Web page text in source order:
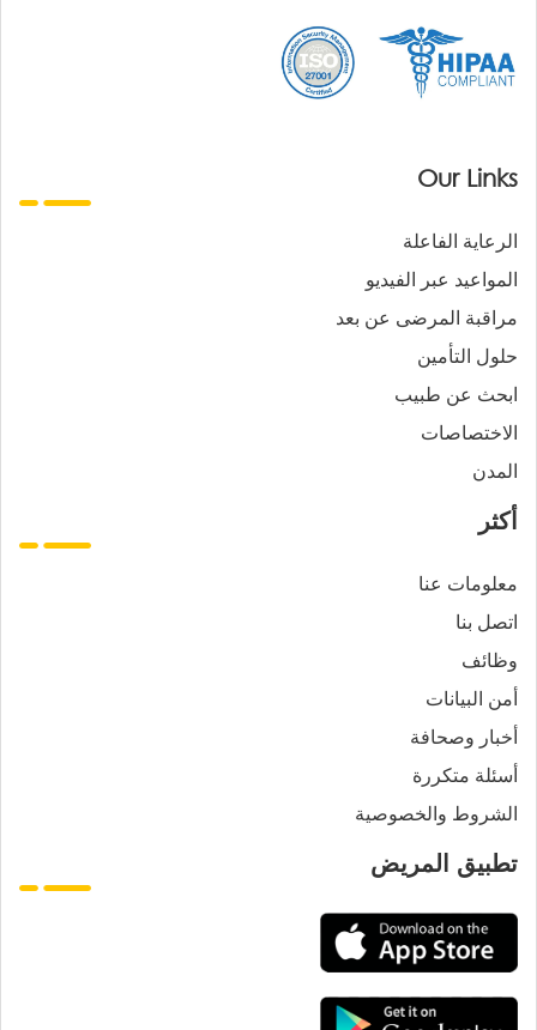
Our Links
الرعاية الفاعلة
المواعيد عبر الفيديو
مراقبة المرضى عن بعد
حلول التأمين
ابحث عن طبيب
الاختصاصات
المدن
أكثر
معلومات عنا
اتصل بنا
وظائف
أمن البيانات
أخبار وصحافة
أسئلة متكررة
الشروط والخصوصية
تطبيق المريض